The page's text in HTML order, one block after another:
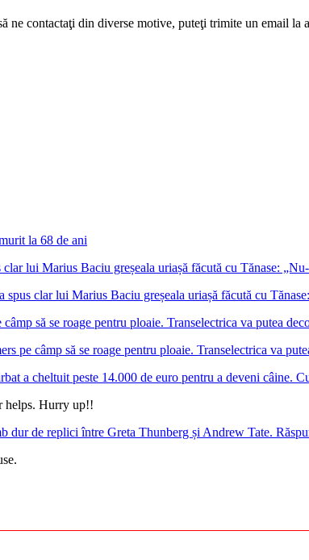
ne contactaţi din diverse motive, puteţi trimite un email la
la 68 de ani
spus clar lui Marius Baciu greșeala uriașă făcută cu
pe câmp să se roage pentru ploaie. Transelectrica va
a cheltuit peste 14.000 de euro pentru a deveni câine.
helps. Hurry up!!
dur de replici între Greta Thunberg și Andrew Tate.